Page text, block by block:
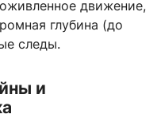
движение,
глубина (до
следы.
и